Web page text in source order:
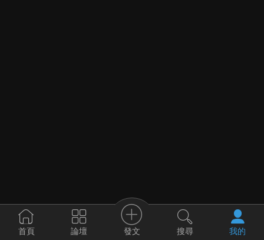
首頁 論壇 發文 搜尋 我的